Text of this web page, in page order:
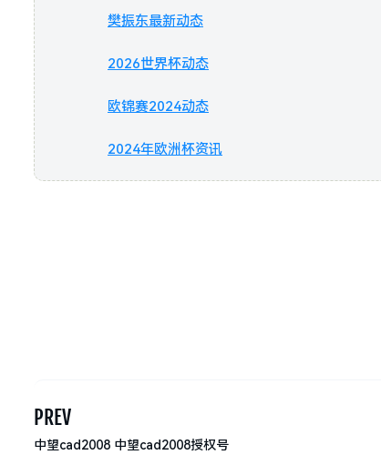
樊振东最新动态
2026世界杯动态
欧锦赛2024动态
2024年欧洲杯资讯
PREV
中望cad2008 中望cad2008授权号